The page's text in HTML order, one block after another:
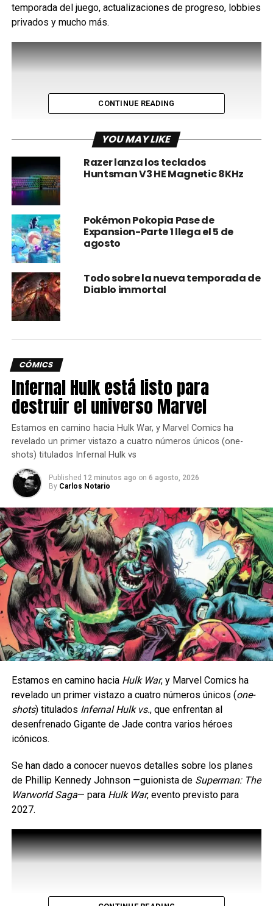
temporada del juego, actualizaciones de progreso, lobbies
privados y mucho más.
Wildgate ya se encuentra disponible para agregar a tu
Wishlist en Steam, PlayStation 5 y Xbox Series X|S.
La beta abierta y la demo disponible durante el Steam
Next Fest de Wildgate, concluyeron recientemente, lo que
le permitió alcanzar el segundo puesto en el top 50 de los
títulos más jugados.
Con más de 500,000 jugadores agregándolo a su lista de
deseados.
Todo lo que se viene con
Wildgate
Contenido disponible para Wildgate desde su lanzamiento
el 22 de julio:
Actualizaciones de progreso de jugadores,
incluyendo cajas de scrap, el sistema infamy,
logros streak y títulos y medallas de logros en la
carta del jugador.
Mejoras en matchmaking y modo espectador
Edición deluxe del juego
Tienda cosmética dentro del juego, junto con más
cosméticos para desbloquear.
Contenido postlanzamiento: Conoce la Temporada 1 de
Wildgate
Temporada 1, que incluye un nuevo prospector,
anomalías del Reach, adventure pass, nuevas
armas, equipamiento y cosméticos.
nuevos puntos de interés, un nuevo tipo de Artifact,
peligros adicionales y más botín.
Además, las Temporadas 2 y 3 introducirán nuevas áreas
CONTINUE READING
YOU MAY LIKE
Razer lanza los teclados
Huntsman V3 HE Magnetic 8KHz
Pokémon Pokopia Pase de
Expansion-Parte 1 llega el 5 de
agosto
Todo sobre la nueva temporada de
Diablo immortal
CÓMICS
Infernal Hulk está listo para
destruir el universo Marvel
Estamos en camino hacia Hulk War, y Marvel Comics ha
revelado un primer vistazo a cuatro números únicos (one-
shots) titulados Infernal Hulk vs
Published 12 minutos ago on 6 agosto, 2026
By Carlos Notario
Estamos en camino hacia Hulk War, y Marvel Comics ha
revelado un primer vistazo a cuatro números únicos (one-
shots) titulados Infernal Hulk vs., que enfrentan al
desenfrenado Gigante de Jade contra varios héroes
icónicos.
Se han dado a conocer nuevos detalles sobre los planes
de Phillip Kennedy Johnson —guionista de Superman: The
Warworld Saga— ​​para Hulk War, evento previsto para
2027.